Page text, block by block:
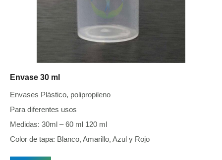
Envase 30 ml
Envases Plástico, polipropileno
Para diferentes usos
Medidas: 30ml – 60 ml 120 ml
Color de tapa: Blanco, Amarillo, Azul y Rojo